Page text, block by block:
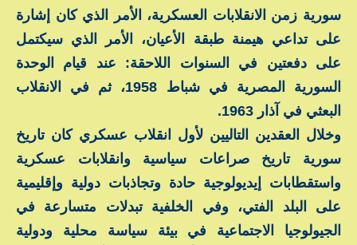
سورية زمن الانقلابات العسكرية، الأمر الذي كان إشارة
على تداعي هيمنة طبقة الأعيان، الأمر الذي سيكتمل
على دفعتين في السنوات اللاحقة: عند قيام الوحدة
السورية المصرية في شباط 1958، ثم في الانقلاب
البعثي في آذار 1963.
وخلال العقدين التاليين لأول انقلاب عسكري كان تاريخ
سورية تاريخ صراعات سياسية وانقلابات عسكرية
واستقطابات إيديولوجية حادة وتجاذبات دولية وإقليمية
على البلد الفتي، وفي الخلفية تبدلات متسارعة في
الجيولوجيا الاجتماعية في بيئة سياسة محلية ودولية